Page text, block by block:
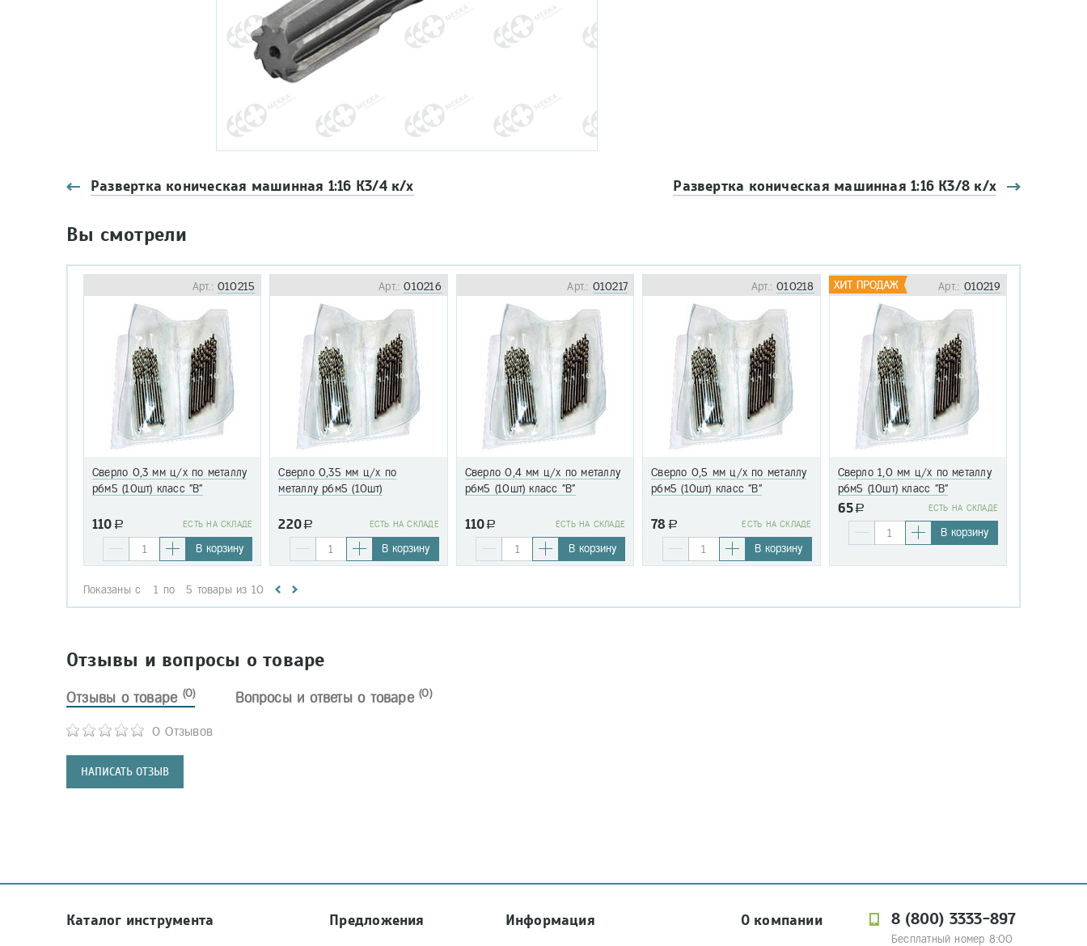
Развертка коническая машинная 1:16 К3/4 к/х Развертка коническая машинная 1:16 К3/8 к/х
Вы смотрели
Арт.:010215
Сверло 0,3 мм ц/х по металлу
р6м5 (10шт) класс "В"
110 a EСТЬ НА СКЛАДЕ
В корзину
Арт.:010216
Сверло 0,35 мм ц/х по
металлу р6м5 (10шт)
220a EСТЬ НА СКЛАДЕ
В корзину
Арт.: 010217
Сверло 0,4 мм ц/х по металлу
р6м5 (10шт) класс "В"
110a EСТЬ НА СКЛАДЕ
В корзину
Арт.:010218
Сверло 0,5 мм ц/х по металлу
р6м5 (10шт) класс "В"
78 a EСТЬ НА СКЛАДЕ
В корзину
Арт.: 010219
Сверло 1,0 мм ц/х по металлу
р6м5 (10шт) класс "В"
65a EСТЬ НА СКЛАДЕ
В корзину
Показаны с 1 по 5 товары из 10
Отзывы и вопросы о товаре
Отзывы о товаре (0)
0 Отзывов
НАПИСАТЬ ОТЗЫВ
Вопросы и ответы о товаре(0)
Каталог инструмента Предложения Информация О компании 8 (800) 3333-897
Бесплатный номер 8:00